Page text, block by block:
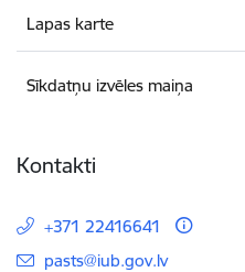
Lapas karte
Sīkdatņu izvēles maiņa
Kontakti
+371 22416641
E-pasts:
pasts@iub.gov.lv